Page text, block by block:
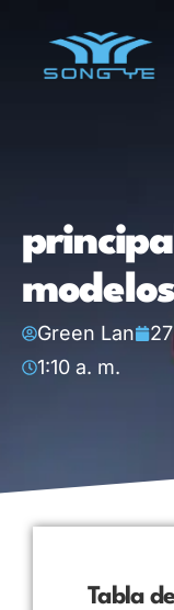
Green Lan
1:10 a. m.
Tabla